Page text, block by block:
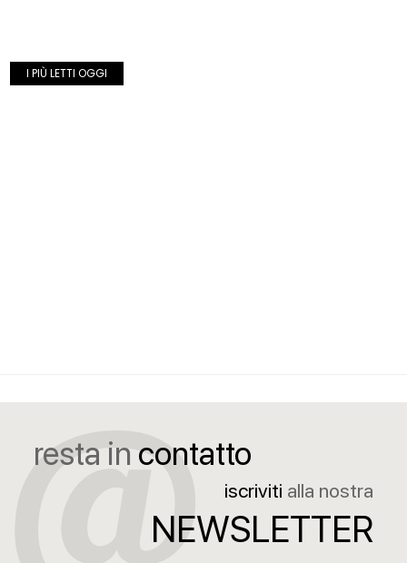
I PIÙ LETTI OGGI
resta in contatto
iscriviti alla nostra
NEWSLETTER